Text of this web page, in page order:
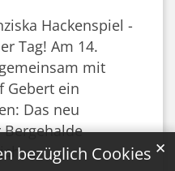
bezüglich Cookies ✕
Hackenspiel -
Tag! Am 14.
mit
Gebert ein
Das neu
...